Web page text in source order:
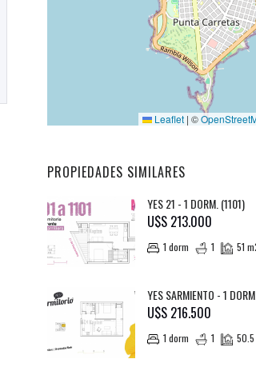
Leaflet | ©
PROPIEDADES SIMILARES
YES 21 - 1 DORM. (1101)
U$S 213.000
1 dorm 1 51
YES SARMIENTO - 1
U$S 216.500
1 dorm 1